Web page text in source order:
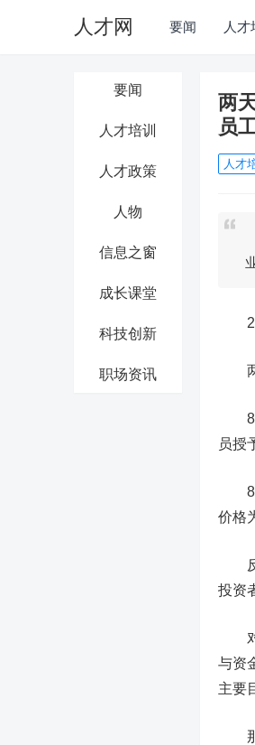
人才网 要闻 人才
要闻
人才培训
人才政策
人物
信息之窗
成长课堂
科技创新
职场资讯
两
员
人才
21
两
8月
员授
8月
价格
反
投资
对
与资
主要
那